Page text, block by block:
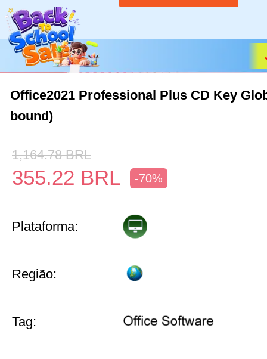
Office2021 Professional Plus CD Key
bound)
1,164.78 BRL
355.22 BRL -70%
Plataforma:
Região:
Tag: